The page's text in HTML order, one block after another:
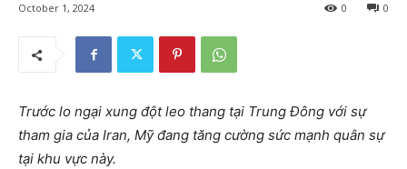
October 1, 2024 0
0
Trước lo ngại xung đột leo thang tại Trung Đông với sự
tham gia của Iran, Mỹ đang tăng cường sức mạnh quân sự
tại khu vực này.